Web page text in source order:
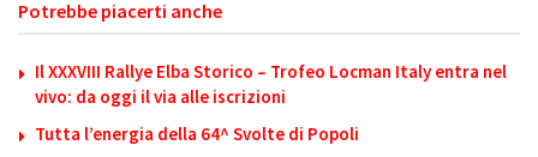
Potrebbe piacerti anche
Il XXXVIII Rallye Elba Storico – Trofeo Locman Italy entra nel
vivo: da oggi il via alle iscrizioni
Tutta l’energia della 64^ Svolte di Popoli